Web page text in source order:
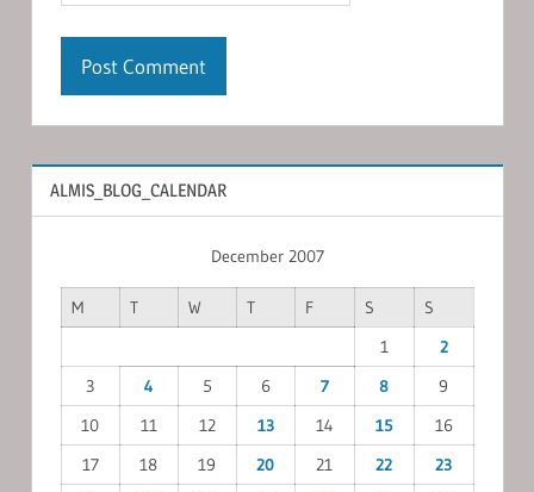
ALMIS_BLOG_CALENDAR
December 2007
M T W T F S
S
1
2
3
4 5 6 7 8
9
10
11 12 13 14 15
16
17
18 19 20 21 22
23